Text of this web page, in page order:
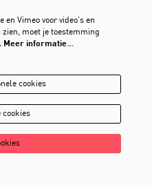
en Vimeo voor video's en
moet je toestemming
Meer informatie…
cookies
cookies